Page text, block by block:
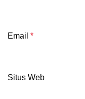
Email *
Situs Web